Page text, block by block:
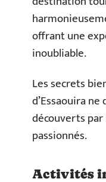
offrant une
inoubliable.
Les secrets
d’Essaouira
découverts
passionnés.
Activités